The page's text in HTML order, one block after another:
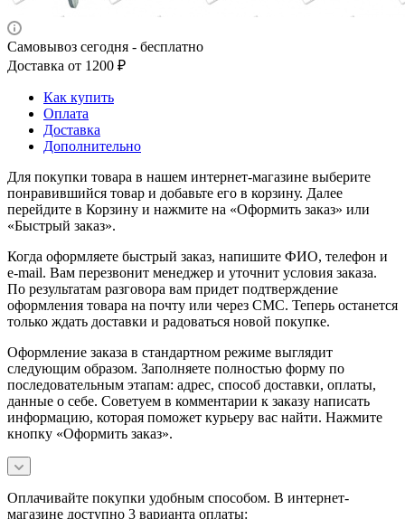
Самовывоз сегодня - бесплатно
Доставка от 1200 ₽
Как купить
Оплата
Доставка
Дополнительно
Для покупки товара в нашем интернет-магазине выберите
понравившийся товар и добавьте его в корзину. Далее
перейдите в Корзину и нажмите на «Оформить заказ» или
«Быстрый заказ».
Когда оформляете быстрый заказ, напишите ФИО, телефон и
e-mail. Вам перезвонит менеджер и уточнит условия заказа.
По результатам разговора вам придет подтверждение
оформления товара на почту или через СМС. Теперь останется
только ждать доставки и радоваться новой покупке.
Оформление заказа в стандартном режиме выглядит
следующим образом. Заполняете полностью форму по
последовательным этапам: адрес, способ доставки, оплаты,
данные о себе. Советуем в комментарии к заказу написать
информацию, которая поможет курьеру вас найти. Нажмите
кнопку «Оформить заказ».
Оплачивайте покупки удобным способом. В интернет-
магазине доступно 3 варианта оплаты: